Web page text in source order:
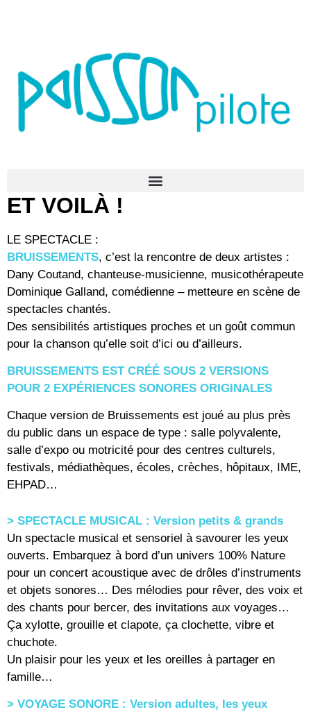
ET VOILÀ !
LE SPECTACLE :
BRUISSEMENTS, c’est la rencontre de deux artistes :
Dany Coutand, chanteuse-musicienne, musicothérapeute
Dominique Galland, comédienne – metteure en scène de
spectacles chantés.
Des sensibilités artistiques proches et un goût commun
pour la chanson qu’elle soit d’ici ou d’ailleurs.
BRUISSEMENTS EST CRÉÉ SOUS 2 VERSIONS
POUR 2 EXPÉRIENCES SONORES ORIGINALES
Chaque version de Bruissements est joué au plus près
du public dans un espace de type : salle polyvalente,
salle d’expo ou motricité pour des centres culturels,
festivals, médiathèques, écoles, crèches, hôpitaux, IME,
EHPAD…
> SPECTACLE MUSICAL : Version petits & grands
Un spectacle musical et sensoriel à savourer les yeux
ouverts. Embarquez à bord d’un univers 100% Nature
pour un concert acoustique avec de drôles d’instruments
et objets sonores… Des mélodies pour rêver, des voix et
des chants pour bercer, des invitations aux voyages…
Ça xylotte, grouille et clapote, ça clochette, vibre et
chuchote.
Un plaisir pour les yeux et les oreilles à partager en
famille…
> VOYAGE SONORE : Version adultes, les yeux